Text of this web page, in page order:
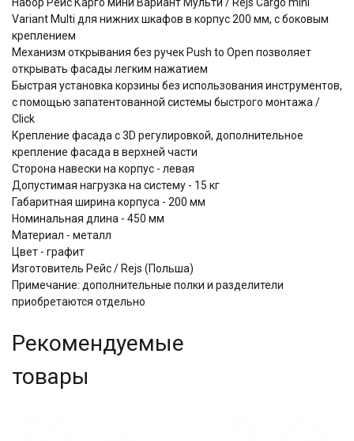
Variant Multi для нижних шкафов в корпус 200 мм, с боковым
креплением
Механизм открывания без ручек Push to Open позволяет
открывать фасады легким нажатием
​​​​​​​Быстрая установка корзины без использования инструментов,
с помощью запатентованной системы быстрого монтажа /
Click
Крепление фасада с 3D регулировкой, дополнительное
крепление фасада в верхней части
Сторона навески на корпус - левая
Допустимая нагрузка на систему - 15 кг
Габаритная ширина корпуса - 200 мм
Номинальная длина - 450 мм
Материал - металл
Цвет - графит
Изготовитель Рейс / Rejs (Польша)
Примечание: дополнительные полки и разделители
приобретаются отдельно
Рекомендуемые
товары